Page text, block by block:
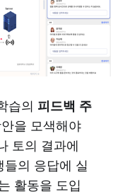
습의 피드백 주
을 모색해야
토의 결과에
의 응답에 실
활동을 도입